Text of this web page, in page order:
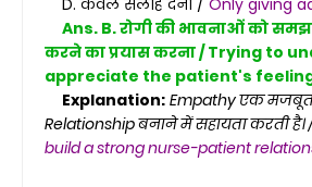
D. केवल सलाह देना / Only giving
Ans. B. रोगी की भावनाओं को
करने का प्रयास करना / Trying to
appreciate the patient's
Explanation: Empathy एक
Relationship बनाने में सहायता करती है।
build a strong nurse-patient